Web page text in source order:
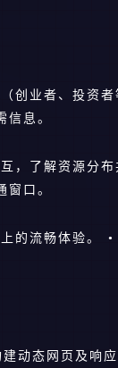
创业者、投资
息。
，了解资源分
口。
的流畅体验。
态网页及响